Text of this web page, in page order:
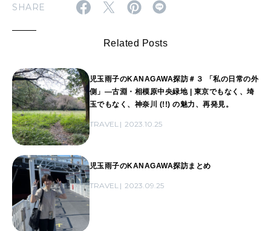
SHARE
Related Posts
児玉雨子のKANAGAWA探訪＃３ 「私の日常の外
側」―古淵・相模原中央緑地 | 東京でもなく、埼
玉でもなく、神奈川 (!!) の魅力、再発見。
TRAVEL 2023.10.25
児玉雨子のKANAGAWA探訪まとめ
TRAVEL 2023.09.25